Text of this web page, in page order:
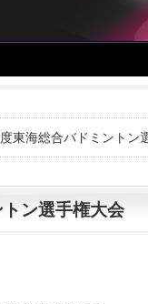
東海総合バドミントン
ン選手権大会